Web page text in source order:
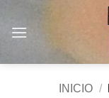
INICIO /